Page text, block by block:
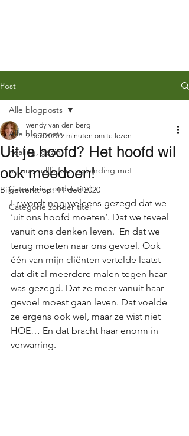
Post
Alle blogposts
healing, gezin
natuur, zelfliefde, verbinding met
Categorie zonder titel
Categorie zonder titel
Alle blogposts
Uit je hoofd? Het hoofd wil
ook meedoen!
wendy van den berg
9 dec 2020 2 minuten om te lezen
Bijgewerkt op:11 dec 2020
Er wordt nog weleens gezegd dat we
‘uit ons hoofd moeten’. Dat we teveel
vanuit ons denken leven.  En dat we
terug moeten naar ons gevoel. Ook
één van mijn cliënten vertelde laatst
dat dit al meerdere malen tegen haar
was gezegd. Dat ze meer vanuit haar
gevoel moest gaan leven. Dat voelde
ze ergens ook wel, maar ze wist niet
HOE… En dat bracht haar enorm in
verwarring.